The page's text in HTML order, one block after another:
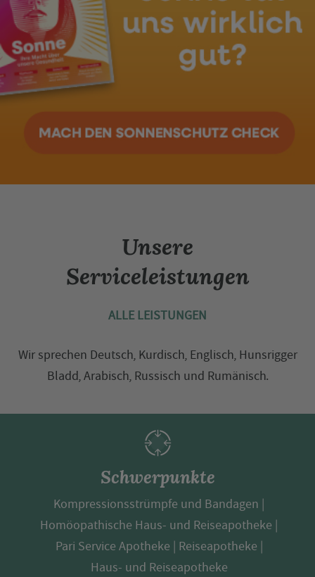
Unsere
Serviceleistungen
ALLE LEISTUNGEN
Wir sprechen Deutsch, Kurdisch, Englisch, Hunsrigger
Bladd,Arabisch, Russisch und Rumänisch.
Schwerpunkte
Kompressionsstrümpfe und Bandagen
Homöopathische Haus- und Reiseapotheke
Pari Service Apotheke
Reiseapotheke
Haus- und Reiseapotheke